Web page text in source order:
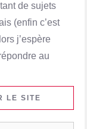
de sujets
(enfin c’est
j’espère
au
LE SITE